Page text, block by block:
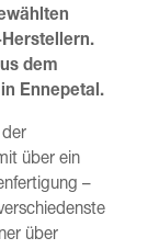
Herstellern.
dem
Ennepetal.
über ein
–
über